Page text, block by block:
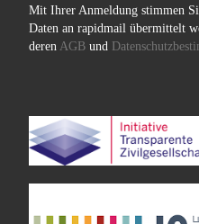
Mit Ihrer Anmeldung stimmen
Daten an rapidmail übermittelt
deren AGBund